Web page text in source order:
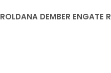
ROLDANA DEMBER ENGATE